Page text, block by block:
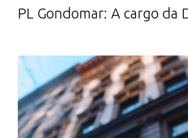
PL Gondomar: A cargo da